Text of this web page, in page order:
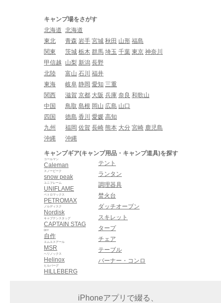
キャンプ場をさがす
北海道 北海道
東北
青森 岩手 宮城 秋田 山形 福島
関東
茨城 栃木 群馬 埼玉 千葉 東京 神奈川
甲信越
山梨 新潟 長野
北陸
富山 石川 福井
東海
岐阜 静岡 愛知 三重
関西
滋賀 京都 大阪 兵庫 奈良 和歌山
中国
鳥取 島根 岡山 広島 山口
四国
徳島 香川 愛媛 高知
九州
福岡 佐賀 長崎 熊本 大分 宮崎 鹿児島
沖縄
沖縄
キャンプギア(キャンプ用品・キャンプ道具)を探す
Caleman
コールマン
snow peak
スノーピーク
UNIFLAME
ユニフレーム
PETROMAX
ペトロマックス
Nordisk
ノルディスク
CAPTAIN STAG
キャプテンスタッグ
自作
DIY
MSR
エムエスアール
Helinox
ヘリノックス
HILLEBERG
ヒルバーグ
テント
ランタン
調理器具
焚火台
ダッチオーブン
スキレット
タープ
チェア
テーブル
バーナー・コンロ
iPhoneアプリで綴る、